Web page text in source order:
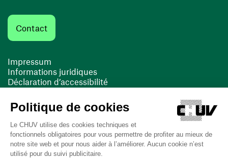
Contact
Impressum
Informations juridiques
Déclaration d’accessibilité
Cookies
(ouvre une nouvelle fenêtre)